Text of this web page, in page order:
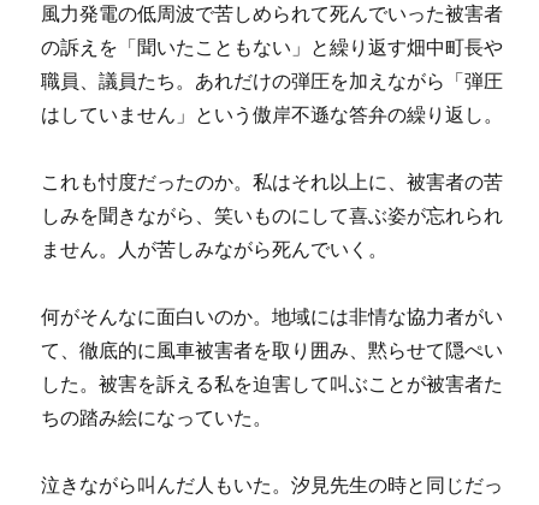
風力発電の低周波で苦しめられて死んでいった被害者
の訴えを「聞いたこともない」と繰り返す畑中町長や
職員、議員たち。あれだけの弾圧を加えながら「弾圧
はしていません」という傲岸不遜な答弁の繰り返し。
これも忖度だったのか。私はそれ以上に、被害者の苦
しみを聞きながら、笑いものにして喜ぶ姿が忘れられ
ません。人が苦しみながら死んでいく。
何がそんなに面白いのか。地域には非情な協力者がい
て、徹底的に風車被害者を取り囲み、黙らせて隠ぺい
した。被害を訴える私を迫害して叫ぶことが被害者た
ちの踏み絵になっていた。
泣きながら叫んだ人もいた。汐見先生の時と同じだっ